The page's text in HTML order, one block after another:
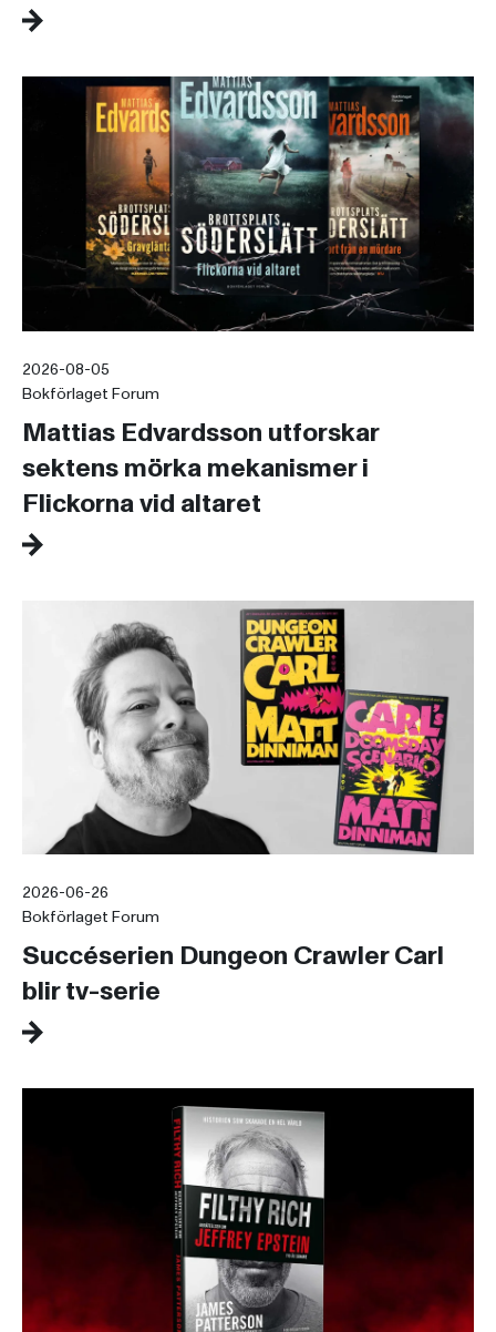
2026-08-05
Bokförlaget Forum
Mattias Edvardsson utforskar
sektens mörka mekanismer i
Flickorna vid altaret
2026-06-26
Bokförlaget Forum
Succéserien Dungeon Crawler Carl
blir tv-serie